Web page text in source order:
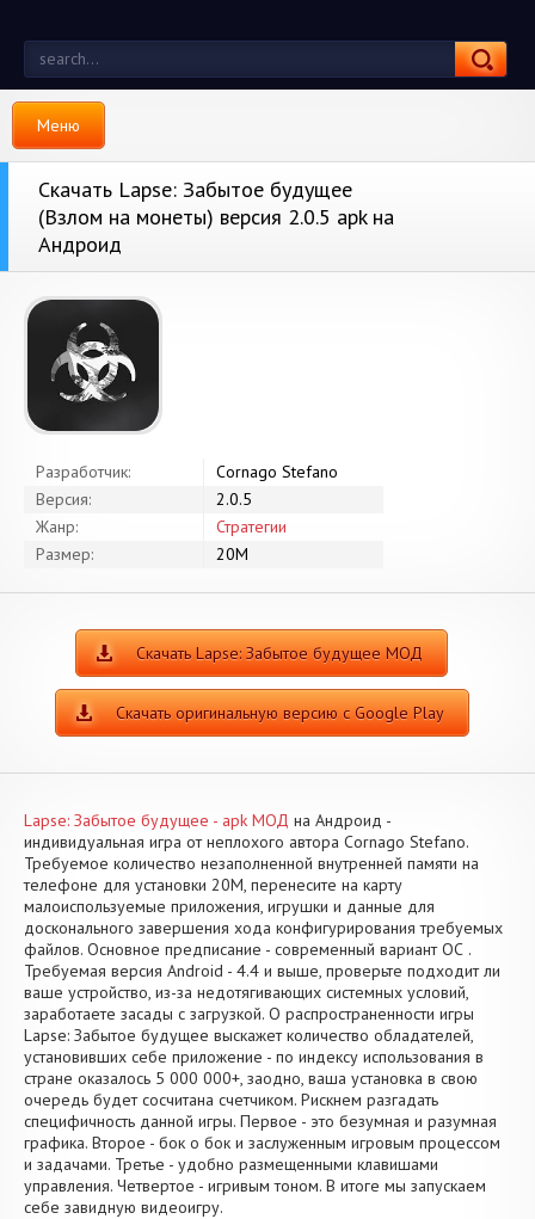
Меню
Скачать Lapse: Забытое будущее
(Взлом на монеты) версия 2.0.5 apk на
Андроид
Разработчик:
Cornago Stefano
Версия:
2.0.5
Жанр:
Стратегии
Размер:
20M
Скачать Lapse: Забытое будущее МОД
Скачать оригинальную версию с Google Play
Lapse: Забытое будущее - apk МОД на Андроид -
индивидуальная игра от неплохого автора Cornago Stefano.
Требуемое количество незаполненной внутренней памяти на
телефоне для установки 20M, перенесите на карту
малоиспользуемые приложения, игрушки и данные для
досконального завершения хода конфигурирования требуемых
файлов. Основное предписание - современный вариант ОС .
Требуемая версия Android - 4.4 и выше, проверьте подходит ли
ваше устройство, из-за недотягивающих системных условий,
заработаете засады с загрузкой. О распространенности игры
Lapse: Забытое будущее выскажет количество обладателей,
установивших себе приложение - по индексу использования в
стране оказалось 5 000 000+, заодно, ваша установка в свою
очередь будет сосчитана счетчиком. Рискнем разгадать
специфичность данной игры. Первое - это безумная и разумная
графика. Второе - бок о бок и заслуженным игровым процессом
и задачами. Третье - удобно размещенными клавишами
управления. Четвертое - игривым тоном. В итоге мы запускаем
себе завидную видеоигру.